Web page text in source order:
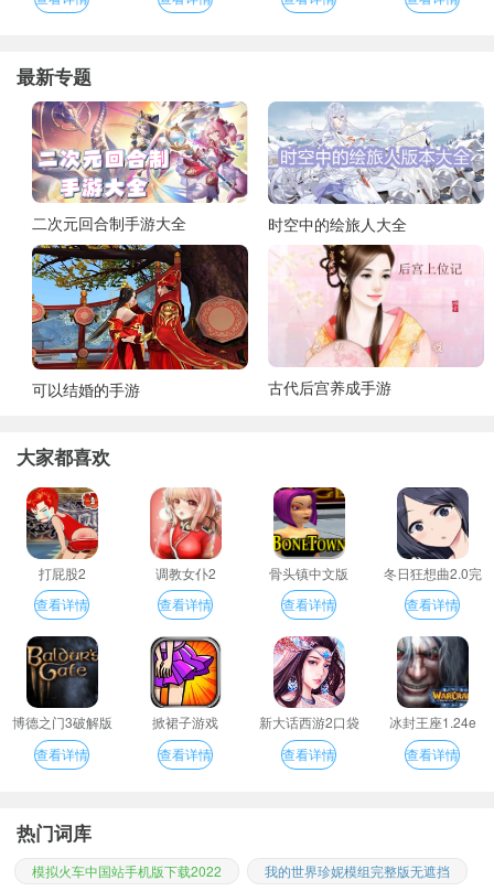
最新专题
二次元回合制手游大全 时空中的绘旅人大全
可以结婚的手游 古代后宫养成手游
大家都喜欢
打屁股2
查看详情
调教女仆2
查看详情
骨头镇中文版
查看详情
冬日狂想曲2.0完
整汉化版
查看详情
博德之门3破解版
查看详情
掀裙子游戏
查看详情
新大话西游2口袋
版
查看详情
冰封王座1.24e
查看详情
热门词库
模拟火车中国站手机版下载2022
我的世界珍妮模组完整版无遮挡